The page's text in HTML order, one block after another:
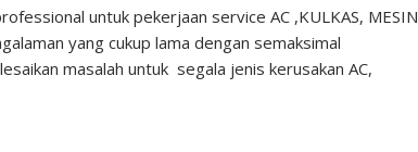
untuk pekerjaan service AC ,KULKAS, MESIN
yang cukup lama dengan semaksimal
masalah untuk segala jenis kerusakan AC,